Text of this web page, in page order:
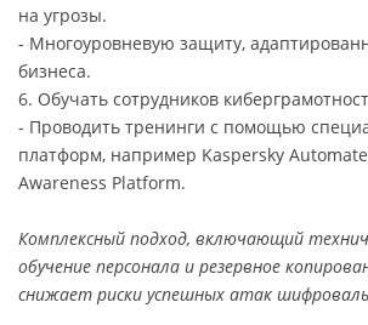
на угрозы.
- Многоуровневую защиту,
бизнеса.
6. Обучать сотрудников
- Проводить тренинги с помощью
платформ, например Kaspersky
Awareness Platform.
Комплексный подход, включающий
обучение персонала и резервное
снижает риски успешных атак